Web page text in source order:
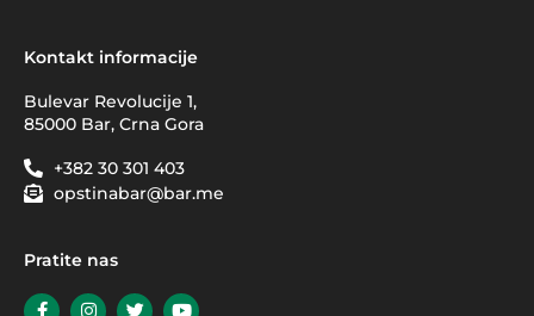
Kontakt informacije
Bulevar Revolucije 1,
85000 Bar, Crna Gora
+382 30 301 403
opstinabar@bar.me
Pratite nas